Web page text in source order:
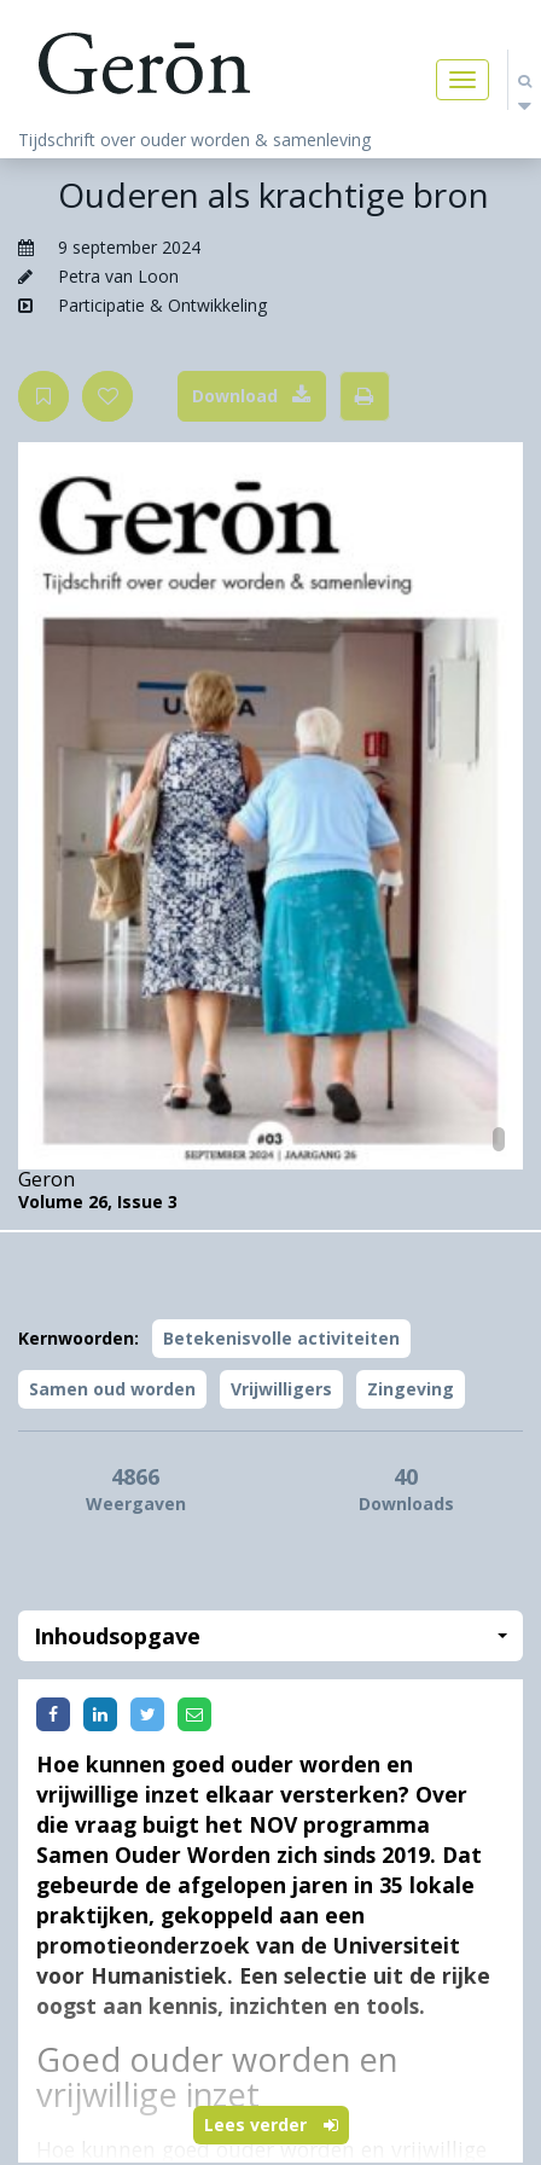
Toggle
navigation
Tijdschrift over ouder worden & samenleving
Ouderen als krachtige bron
9 september 2024
Petra van Loon
Participatie & Ontwikkeling
Download
Geron
Volume 26, Issue 3
Kernwoorden: Betekenisvolle activiteiten
Samen oud worden Vrijwilligers Zingeving
4866
Weergaven
40
Downloads
Inhoudsopgave
Lees verder
Hoe kunnen goed ouder worden en
vrijwillige inzet elkaar versterken? Over
die vraag buigt het NOV programma
Samen Ouder Worden zich sinds 2019. Dat
gebeurde de afgelopen jaren in 35 lokale
praktijken, gekoppeld aan een
promotieonderzoek van de Universiteit
voor Humanistiek. Een selectie uit de rijke
oogst aan kennis, inzichten en tools.
Goed ouder worden en
vrijwillige inzet
Hoe kunnen goed ouder worden en vrijwillige